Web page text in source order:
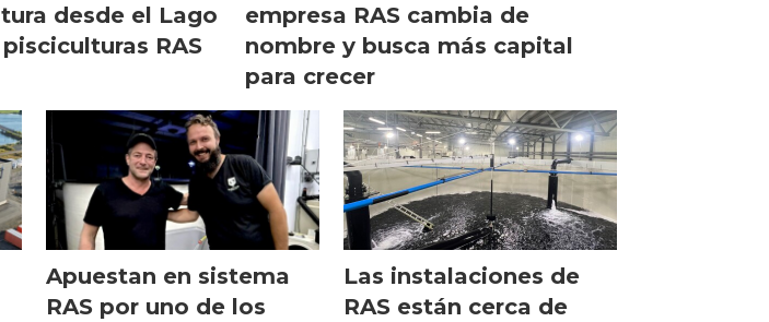
desde el Lago
RAS
empresa RAS cambia de
nombre y busca más capital
para crecer
Apuestan en sistema
RAS por uno de los
Las instalaciones de
RAS están cerca de